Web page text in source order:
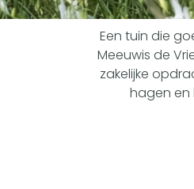
Een tuin die
Meeuwis de
zakelijke
hagen en